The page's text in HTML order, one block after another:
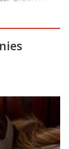
Negydomas